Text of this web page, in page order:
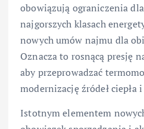
obowiązują ograniczenia
najgorszych klasach
nowych umów najmu dla
Oznacza to rosnącą presję
aby przeprowadzać
modernizację źródeł
Istotnym elementem